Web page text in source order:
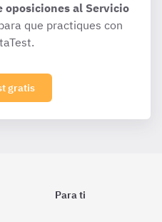
oposiciones al Servicio
que practiques con
gratis
Para ti